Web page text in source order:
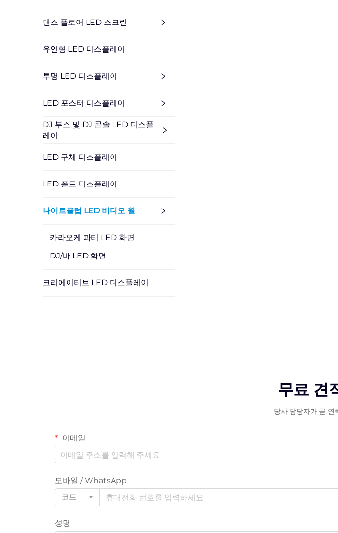
댄스 플로어 LED 스크린
유연형 LED 디스플레이
투명 LED 디스플레이
LED 포스터 디스플레이
DJ 부스 및 DJ 콘솔 LED 디스플
레이
LED 구체 디스플레이
LED 폴드 디스플레이
나이트클럽 LED 비디오 월
카라오케 파티 LED 화면
DJ/바 LED 화면
크리에이티브 LED 디스플레이
무료 견
당사 담당자가 곧 연
이메일
모바일 / WhatsApp
코드
성명